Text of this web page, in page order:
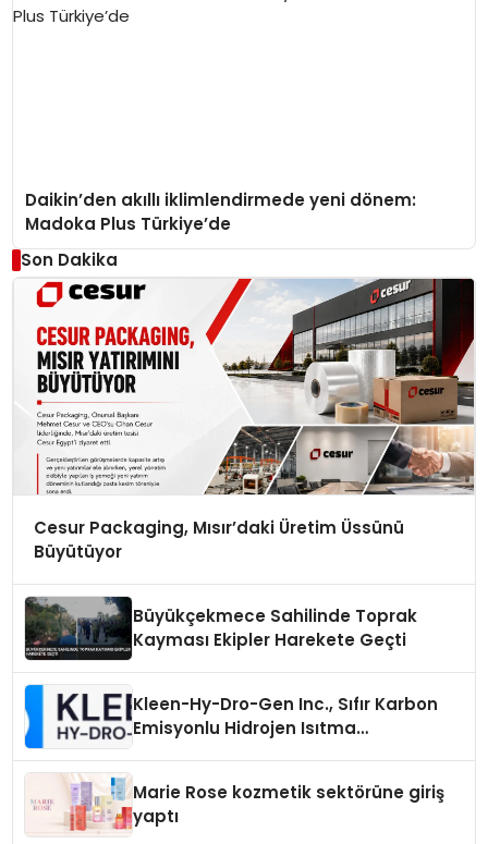
Daikin’den akıllı iklimlendirmede yeni dönem:
Madoka Plus Türkiye’de
Son Dakika
Cesur Packaging, Mısır’daki Üretim Üssünü
Büyütüyor
Büyükçekmece Sahilinde Toprak
Kayması Ekipler Harekete Geçti
Kleen-Hy-Dro-Gen Inc., Sıfır Karbon
Emisyonlu Hidrojen Isıtma
Marie Rose kozmetik sektörüne giriş
yaptı